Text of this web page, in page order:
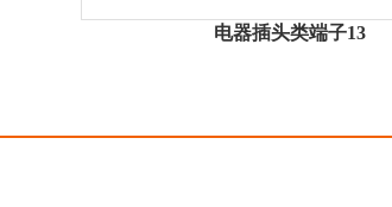
电器插头类端子13